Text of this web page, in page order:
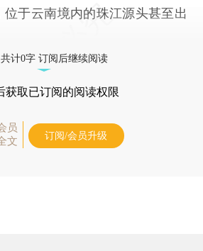
于云南境内的珠江源头甚至出
计0字 订阅后继续阅读
获取已订阅的阅读权限
员
文
订阅/会员升级